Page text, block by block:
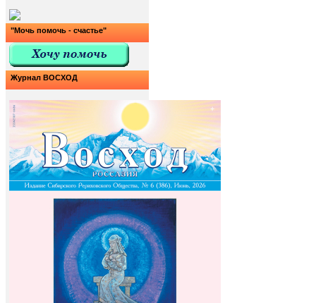
"Мочь помочь - счастье"
Журнал ВОСХОД